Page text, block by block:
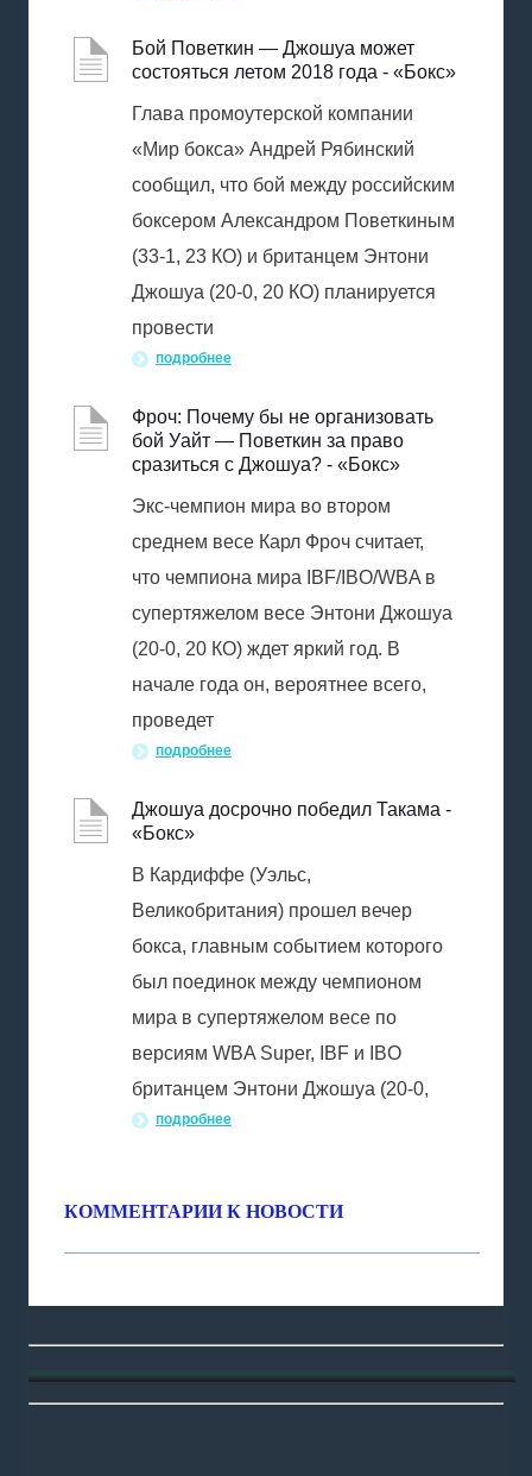
Бой Поветкин — Джошуа может
состояться летом 2018 года - «Бокс»
Глава промоутерской компании
«Мир бокса» Андрей Рябинский
сообщил, что бой между российским
боксером Александром Поветкиным
(33-1, 23 КО) и британцем Энтони
Джошуа (20-0, 20 КО) планируется
провести
подробнее
Фроч: Почему бы не организовать
бой Уайт — Поветкин за право
сразиться с Джошуа? - «Бокс»
Экс-чемпион мира во втором
среднем весе Карл Фроч считает,
что чемпиона мира IBF/IBO/WBA в
супертяжелом весе Энтони Джошуа
(20-0, 20 КО) ждет яркий год. В
начале года он, вероятнее всего,
проведет
подробнее
Джошуа досрочно победил Такама -
«Бокс»
В Кардиффе (Уэльс,
Великобритания) прошел вечер
бокса, главным событием которого
был поединок между чемпионом
мира в супертяжелом весе по
версиям WBA Super, IBF и IBO
британцем Энтони Джошуа (20-0,
подробнее
КОММЕНТАРИИ К НОВОСТИ